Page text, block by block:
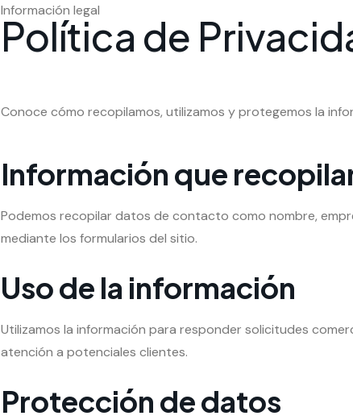
Información legal
Política de
Conoce cómo recopilamos, utilizamos y protegemos la
Información que
Podemos recopilar datos de contacto como nombre,
mediante los formularios del sitio.
Uso de la información
Utilizamos la información para responder solicitudes
atención a potenciales clientes.
Protección de datos